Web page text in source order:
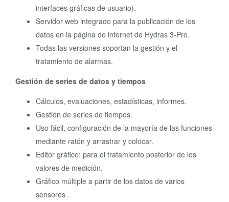
interfaces gráficas de usuario).
Servidor web integrado para la publicación de los
datos en la página de internet de Hydras 3-Pro.
Todas las versiones soportan la gestión y el
tratamiento de alarmas.
Gestión de series de datos y tiempos
Cálculos, evaluaciones, estadísticas, informes.
Gestión de series de tiempos.
Uso fácil, configuración de la mayoría de las funciones
mediante ratón y arrastrar y colocar.
Editor gráfico: para el tratamiento posterior de los
valores de medición.
Gráfico múltiple a partir de los datos de varios
sensores .